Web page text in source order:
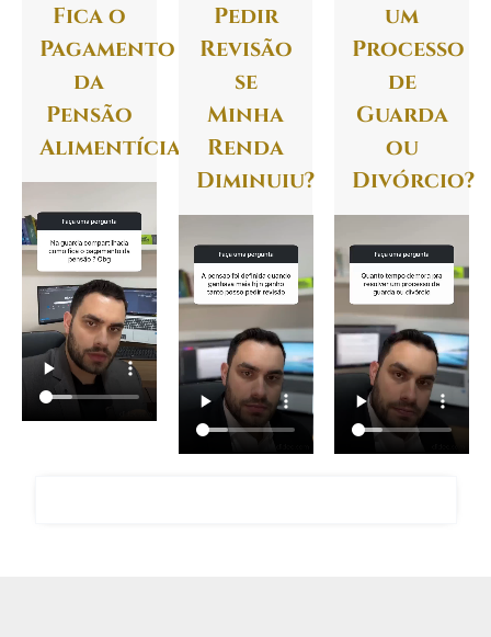
Fica o
Pagamento
da
Pensão
Alimentícia?
Pedir
Revisão
se
Minha
Renda
Diminuiu?
um
Processo
de
Guarda
ou
Divórcio?